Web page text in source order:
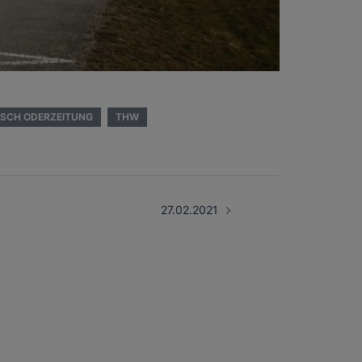
ODERZEITUNG THW
27.02.2021